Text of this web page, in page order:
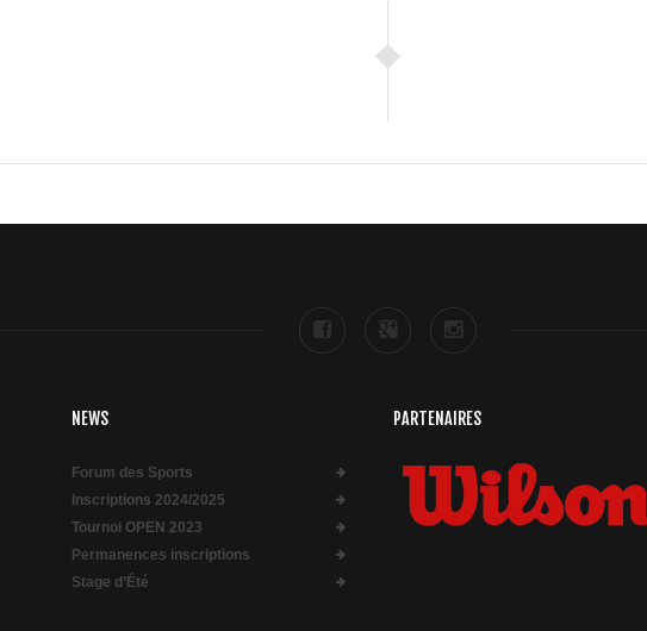
NEWS
Forum des Sports
Inscriptions 2024/2025
Tournoi OPEN 2023
Permanences inscriptions
Stage d’Été
PARTENAIRES